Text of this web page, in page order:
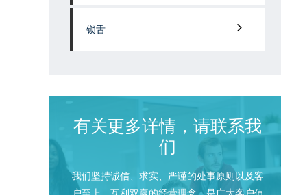
锁舌
有关更多详情，请联系我
们
我们坚持诚信、求实、严谨的处事原则以及客